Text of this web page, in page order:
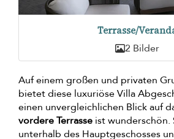
Terrasse/
2 Bilder
Auf einem großen und privaten
bietet diese luxuriöse Villa
einen unvergleichlichen Blick auf
vordere Terrasse ist
unterhalb des Hauptgeschosses